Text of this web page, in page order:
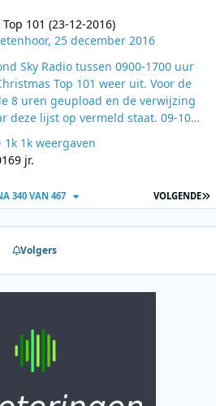
101 (23-12-2016)
, 25 december 2016
Sky Radio tussen 0900-1700 uur
Top 101 weer uit. Voor de
8 uren geupload en de verwijzing
lijst op vermeld staat. 09-10
v/aEO7AB6m/file.html
v/8khgE8nz/file.html
v/JerlmC7j/file.html 15-
v/kg18uBty/file.html
1k weergaven
9 jr.
VOLGENDE
340 VAN 467
Volgers